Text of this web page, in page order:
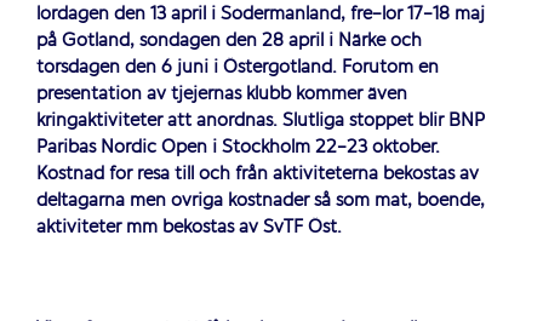
lördagen den 13 april i Södermanland, fre-lör 17-18 maj
på Gotland, söndagen den 28 april i Närke och
torsdagen den 6 juni i Östergötland. Förutom en
presentation av tjejernas klubb kommer även
kringaktiviteter att anordnas. Slutliga stoppet blir BNP
Paribas Nordic Open i Stockholm 22-23 oktober.
Kostnad för resa till och från aktiviteterna bekostas av
deltagarna men övriga kostnader så som mat, boende,
aktiviteter mm bekostas av SvTF Öst.